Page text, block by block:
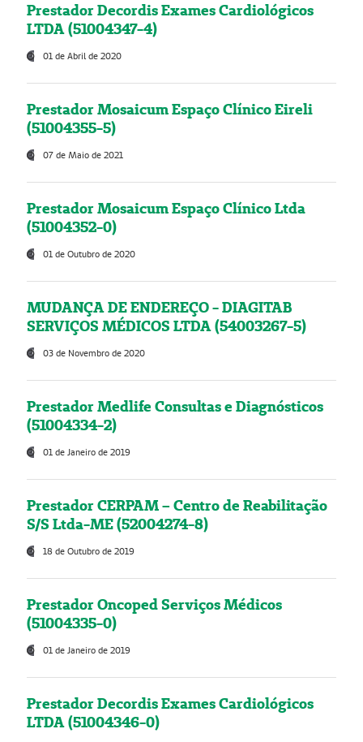
Prestador Decordis Exames Cardiológicos
LTDA (51004347-4)
01 de Abril de 2020
Prestador Mosaicum Espaço Clínico Eireli
(51004355-5)
07 de Maio de 2021
Prestador Mosaicum Espaço Clínico Ltda
(51004352-0)
01 de Outubro de 2020
MUDANÇA DE ENDEREÇO - DIAGITAB
SERVIÇOS MÉDICOS LTDA (54003267-5)
03 de Novembro de 2020
Prestador Medlife Consultas e Diagnósticos
(51004334-2)
01 de Janeiro de 2019
Prestador CERPAM – Centro de Reabilitação
S/S Ltda-ME (52004274-8)
18 de Outubro de 2019
Prestador Oncoped Serviços Médicos
(51004335-0)
01 de Janeiro de 2019
Prestador Decordis Exames Cardiológicos
LTDA (51004346-0)